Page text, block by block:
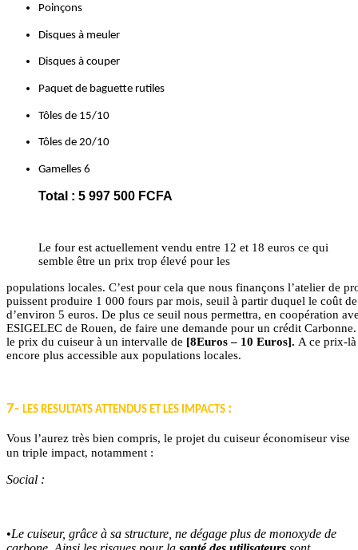
Poinçons
Disques à meuler
Disques à couper
Paquet de baguette rutiles
Tôles de 15/10
Tôles de 20/10
Gamelles 6
Total : 5 997 500 FCFA
Le four est actuellement vendu entre 12 et 18 euros ce qui
semble être un prix trop élevé pour les
populations locales. C’est pour cela que nous finançons l’atelier de
puissent produire 1 000 fours par mois, seuil à partir duquel le coût
d’environ 5 euros. De plus ce seuil nous permettra, en coopération
ESIGELEC de Rouen, de faire une demande pour un crédit
le prix du cuiseur à un intervalle de [8Euros – 10 Euros]. A ce prix-
encore plus accessible aux populations locales.
7- LES RESULTATS ATTENDUS ET LES IMPACTS :
Vous l’aurez très bien compris, le projet du cuiseur économiseur vise
un triple impact, notamment :
Social :
•Le cuiseur, grâce à sa structure, ne dégage plus de monoxyde de